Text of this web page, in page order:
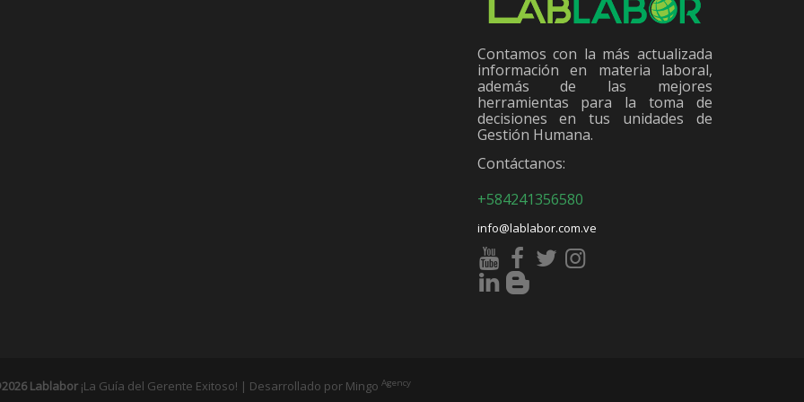
Contamos con la más actualizada
información en materia laboral,
además de las mejores
herramientas para la toma de
decisiones en tus unidades de
Gestión Humana.
Contáctanos:
+584241356580
info@lablabor.com.ve
Lablabor ¡La Guía del Gerente Exitoso! | Desarrollado por Mingo Agency